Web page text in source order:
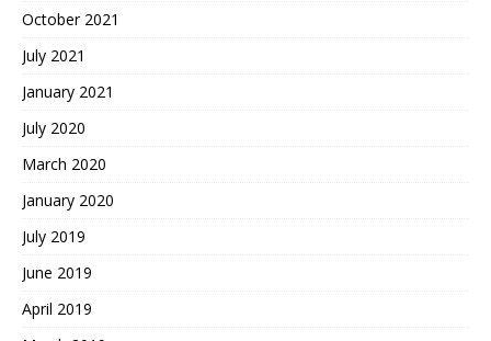
October 2021
July 2021
January 2021
July 2020
March 2020
January 2020
July 2019
June 2019
April 2019